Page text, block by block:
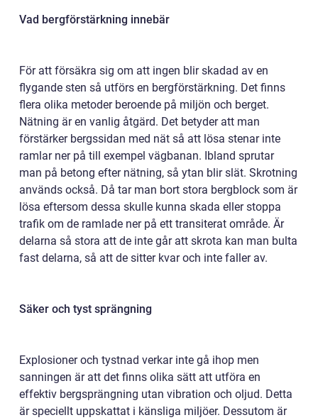
Vad bergförstärkning innebär
För att försäkra sig om att ingen blir skadad av en
flygande sten så utförs en bergförstärkning. Det finns
flera olika metoder beroende på miljön och berget.
Nätning är en vanlig åtgärd. Det betyder att man
förstärker bergssidan med nät så att lösa stenar inte
ramlar ner på till exempel vägbanan. Ibland sprutar
man på betong efter nätning, så ytan blir slät. Skrotning
används också. Då tar man bort stora bergblock som är
lösa eftersom dessa skulle kunna skada eller stoppa
trafik om de ramlade ner på ett transiterat område. Är
delarna så stora att de inte går att skrota kan man bulta
fast delarna, så att de sitter kvar och inte faller av.
Säker och tyst sprängning
Explosioner och tystnad verkar inte gå ihop men
sanningen är att det finns olika sätt att utföra en
effektiv bergsprängning utan vibration och oljud. Detta
är speciellt uppskattat i känsliga miljöer. Dessutom är